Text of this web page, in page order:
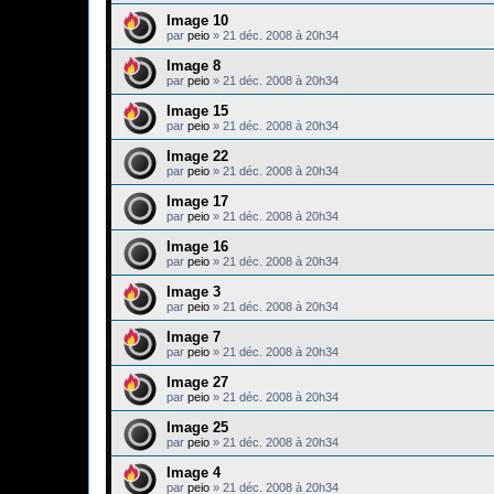
Image 10
par peio » 21 déc. 2008 à 20h34
Image 8
par peio » 21 déc. 2008 à 20h34
Image 15
par peio » 21 déc. 2008 à 20h34
Image 22
par peio » 21 déc. 2008 à 20h34
Image 17
par peio » 21 déc. 2008 à 20h34
Image 16
par peio » 21 déc. 2008 à 20h34
Image 3
par peio » 21 déc. 2008 à 20h34
Image 7
par peio » 21 déc. 2008 à 20h34
Image 27
par peio » 21 déc. 2008 à 20h34
Image 25
par peio » 21 déc. 2008 à 20h34
Image 4
par peio » 21 déc. 2008 à 20h34